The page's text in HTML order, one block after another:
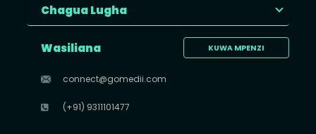
Chagua Lugha
KUWA MPENZI
Wasiliana
connect@gomedii.com
(+91) 9311101477